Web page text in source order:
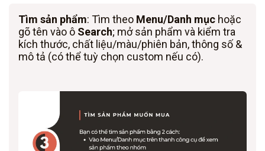
Tìm sản phẩm: Tìm theo Menu/Danh mục hoặc
gõ tên vào ô Search; mở sản phẩm và kiểm tra
kích thước, chất liệu/màu/phiên bản, thông số &
mô tả (có thể tuỳ chọn custom nếu có).